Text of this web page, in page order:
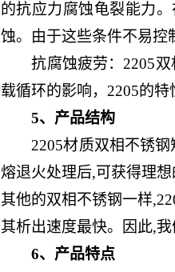
的抗应力腐蚀龟裂能力
蚀。由于这些条件不易控
抗腐蚀疲劳：2205双
载循环的影响，2205的特
5、产品结构
2205材质双相不锈钢矩
熔退火处理后,可获得理
其他的双相不锈钢一样
其析出速度最快。因此,
6、产品特点